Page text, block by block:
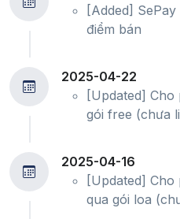
[Added]
điểm bán
2025-04-22
[Updated]
gói free (chưa
2025-04-16
[Updated]
qua gói loa